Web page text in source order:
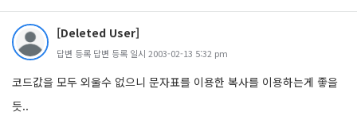
[Deleted User]
답변 등록 답변 등록 일시 2003-02-13 5:32 pm
코드값을 모두 외울수 없으니 문자표를 이용한 복사를 이용하는게 좋을
듯..